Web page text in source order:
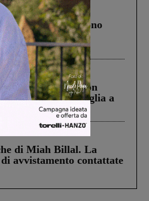
in A1 in cui morirono
Lo schianto, il
fra tir....
di Castiglion
aveva ucciso la figlia a
di Miah Billal. La
avvistamento contattate